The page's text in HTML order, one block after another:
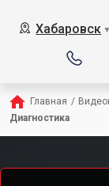
Хабаровск ▼
Главная /
Диагностика